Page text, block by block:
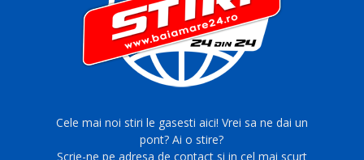
Cele mai noi stiri le gasesti aici! Vrei sa ne dai un
pont? Ai o stire?
Scrie-ne pe adresa de contact si in cel mai scurt